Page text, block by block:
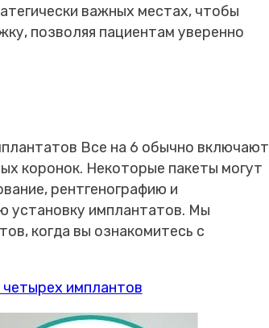
важных местах, чтобы
позволяя пациентам уверенно
Все на 6 обычно включают
коронок. Некоторые пакеты могут
рентгенографию и
установку имплантатов. Мы
когда вы ознакомитесь с
имплантов